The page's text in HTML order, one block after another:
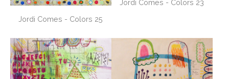
Jordi Comes - Colors 25
Jordi Comes - Colors 23